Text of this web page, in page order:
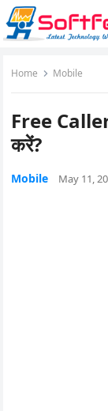
Home Mobile
Free
करें?
Mobile May 11,